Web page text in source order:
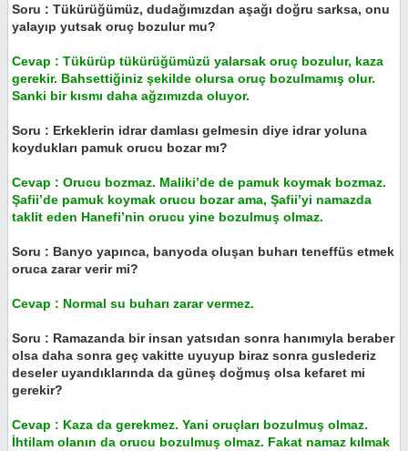
Soru : Tükürüğümüz, dudağımızdan aşağı doğru sarksa, onu
yalayıp yutsak oruç bozulur mu?
Cevap : Tükürüp tükürüğümüzü yalarsak oruç bozulur, kaza
gerekir. Bahsettiğiniz şekilde olursa oruç bozulmamış olur.
Sanki bir kısmı daha ağzımızda oluyor.
Soru : Erkeklerin idrar damlası gelmesin diye idrar yoluna
koydukları pamuk orucu bozar mı?
Cevap : Orucu bozmaz. Maliki’de de pamuk koymak bozmaz.
Şafii’de pamuk koymak orucu bozar ama, Şafii’yi namazda
taklit eden Hanefi’nin orucu yine bozulmuş olmaz.
Soru : Banyo yapınca, banyoda oluşan buharı teneffüs etmek
oruca zarar verir mi?
Cevap : Normal su buharı zarar vermez.
Soru : Ramazanda bir insan yatsıdan sonra hanımıyla beraber
olsa daha sonra geç vakitte uyuyup biraz sonra guslederiz
deseler uyandıklarında da güneş doğmuş olsa kefaret mi
gerekir?
Cevap : Kaza da gerekmez. Yani oruçları bozulmuş olmaz.
İhtilam olanın da orucu bozulmuş olmaz. Fakat namaz kılmak